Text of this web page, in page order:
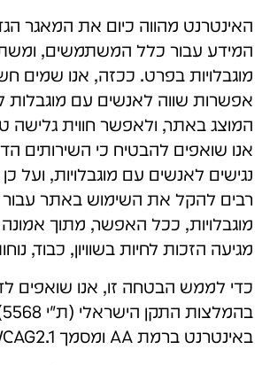
האינטרנט מהווה כיום את המאגר
המידע עבור כלל המשתמשים,
מוגבלויות בפרט. ככזה, אנו שמים
אפשרות שווה לאנשים עם מוגבלות
המוצג באתר, ולאפשר חווית גלישה
אנו שואפים להבטיח כי השירותים
נגישים לאנשים עם מוגבלויות, ועל
רבים להקל את השימוש באתר
מוגבלויות, ככל האפשר, מתוך
מגיעה הזכות לחיות בשוויון, כבוד,
כדי לממש הבטחה זו, אנו שואפים
באינטרנט ברמת AA ומסמך WCAG2.1 הבינלאומי.